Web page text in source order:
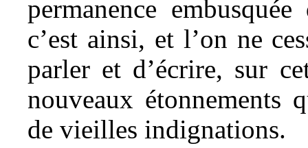
permanence
c’est ainsi, et l’on ne
parler et d’écrire, sur
nouveaux étonnements
de vieilles indignations.